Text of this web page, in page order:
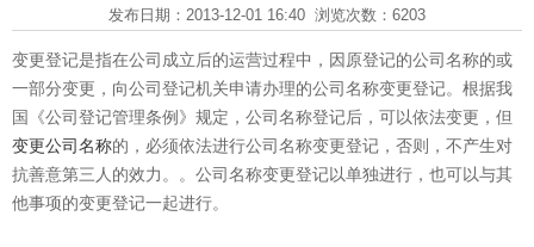
发布日期：2013-12-01 16:40 浏览次数：6203
变更登记是指在公司成立后的运营过程中，因原登记的公司名称的或
一部分变更，向公司登记机关申请办理的公司名称变更登记。根据我
国《公司登记管理条例》规定，公司名称登记后，可以依法变更，但
变更公司名称的，必须依法进行公司名称变更登记，否则，不产生对
抗善意第三人的效力。。公司名称变更登记以单独进行，也可以与其
他事项的变更登记一起进行。